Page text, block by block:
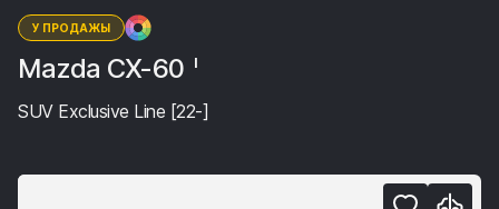
У ПРОДАЖЫ
Mazda CX-60 I
SUV Exclusive Line [22-]